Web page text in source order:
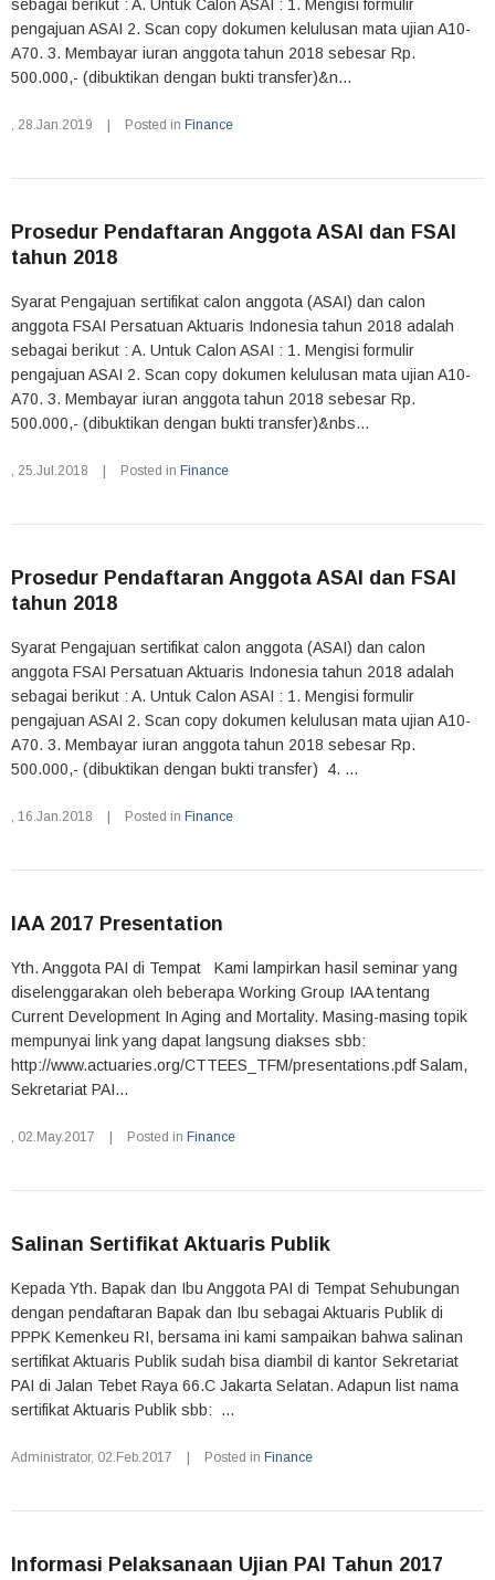
sebagai berikut : A. Untuk Calon ASAI : 1. Mengisi formulir
pengajuan ASAI 2. Scan copy dokumen kelulusan mata ujian A10-
A70. 3. Membayar iuran anggota tahun 2018 sebesar Rp.
500.000,- (dibuktikan dengan bukti transfer)&n...
, 28.Jan.2019 Posted in Finance
Prosedur Pendaftaran Anggota ASAI dan FSAI
tahun 2018
Syarat Pengajuan sertifikat calon anggota (ASAI) dan calon
anggota FSAI Persatuan Aktuaris Indonesia tahun 2018 adalah
sebagai berikut : A. Untuk Calon ASAI : 1. Mengisi formulir
pengajuan ASAI 2. Scan copy dokumen kelulusan mata ujian A10-
A70. 3. Membayar iuran anggota tahun 2018 sebesar Rp.
500.000,- (dibuktikan dengan bukti transfer)&nbs...
, 25.Jul.2018 Posted in Finance
Prosedur Pendaftaran Anggota ASAI dan FSAI
tahun 2018
Syarat Pengajuan sertifikat calon anggota (ASAI) dan calon
anggota FSAI Persatuan Aktuaris Indonesia tahun 2018 adalah
sebagai berikut : A. Untuk Calon ASAI : 1. Mengisi formulir
pengajuan ASAI 2. Scan copy dokumen kelulusan mata ujian A10-
A70. 3. Membayar iuran anggota tahun 2018 sebesar Rp.
500.000,- (dibuktikan dengan bukti transfer) 4. ...
, 16.Jan.2018 Posted in Finance
IAA 2017 Presentation
Yth. Anggota PAI di Tempat Kami lampirkan hasil seminar yang
diselenggarakan oleh beberapa Working Group IAA tentang
Current Development In Aging and Mortality. Masing-masing topik
mempunyai link yang dapat langsung diakses sbb:
http://www.actuaries.org/CTTEES_TFM/presentations.pdf Salam,
Sekretariat PAI...
, 02.May.2017 Posted in Finance
Salinan Sertifikat Aktuaris Publik
Kepada Yth. Bapak dan Ibu Anggota PAI di Tempat Sehubungan
dengan pendaftaran Bapak dan Ibu sebagai Aktuaris Publik di
PPPK Kemenkeu RI, bersama ini kami sampaikan bahwa salinan
sertifikat Aktuaris Publik sudah bisa diambil di kantor Sekretariat
PAI di Jalan Tebet Raya 66.C Jakarta Selatan. Adapun list nama
sertifikat Aktuaris Publik sbb: ...
Administrator, 02.Feb.2017 Posted in Finance
Informasi Pelaksanaan Ujian PAI Tahun 2017